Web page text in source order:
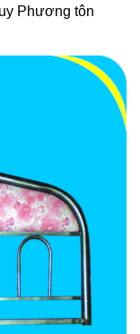
Phương tôn